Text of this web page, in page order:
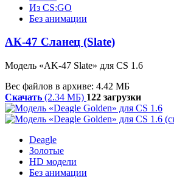
Из CS:GO
Без анимации
АК-47 Сланец (Slate)
Модель «AK-47 Slate» для CS 1.6
Вес файлов в архиве: 4.42 МБ
Скачать (2.34 МБ) 122 загрузки
Deagle
Золотые
HD модели
Без анимации